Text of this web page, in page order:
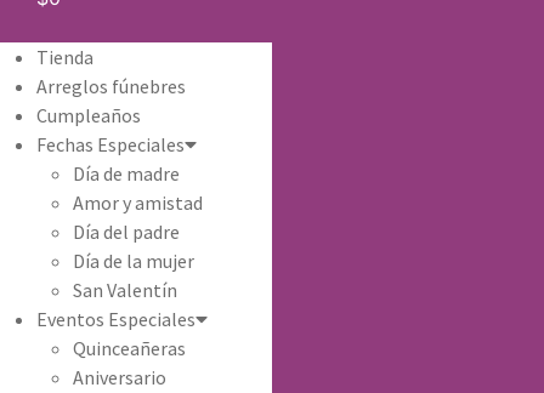
Tienda
Arreglos fúnebres
Cumpleaños
Fechas Especiales
Día de madre
Amor y amistad
Día del padre
Día de la mujer
San Valentín
Eventos Especiales
Quinceañeras
Aniversario